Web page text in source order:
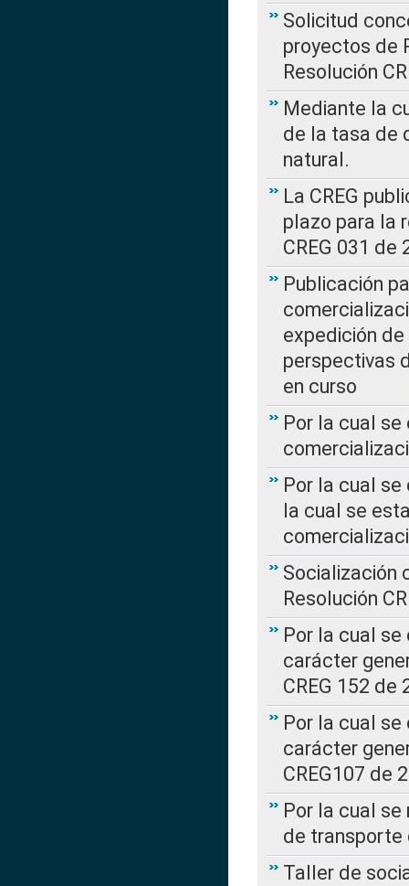
Solicitud
proyectos de
Resolución
Mediante la
de la tasa de
natural.
La CREG
plazo para la
CREG 031 de
Publicación
expedición de
perspectivas
en curso
Por la cual
Por la cual se
la cual se
Socialización
Resolución
Por la cual
carácter
CREG 152 de
Por la cual
carácter
CREG107 de
Por la cual
de transporte
Taller de